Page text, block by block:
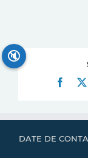
DATE DE
🔇